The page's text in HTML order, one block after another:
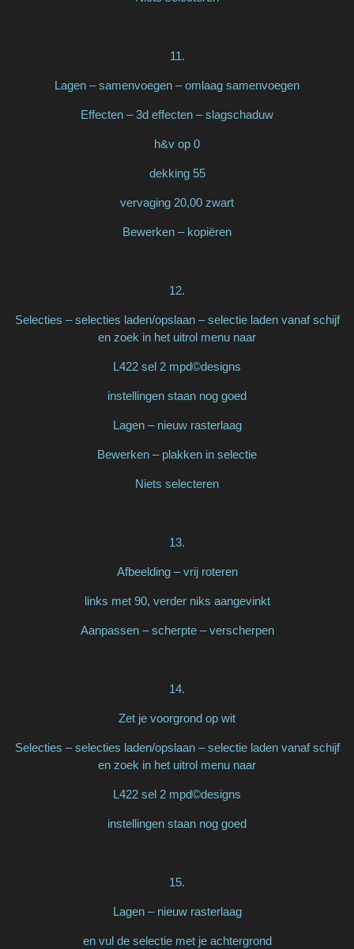
11.
Lagen – samenvoegen – omlaag samenvoegen
Effecten – 3d effecten – slagschaduw
h&v op 0
dekking 55
vervaging 20,00 zwart
Bewerken – kopiëren
12.
Selecties – selecties laden/opslaan – selectie laden vanaf schijf
en zoek in het uitrol menu naar
L422 sel 2 mpd©designs
instellingen staan nog goed
Lagen – nieuw rasterlaag
Bewerken – plakken in selectie
Niets selecteren
13.
Afbeelding – vrij roteren
links met 90, verder niks aangevinkt
Aanpassen – scherpte – verscherpen
14.
Zet je voorgrond op wit
Selecties – selecties laden/opslaan – selectie laden vanaf schijf
en zoek in het uitrol menu naar
L422 sel 2 mpd©designs
instellingen staan nog goed
15.
Lagen – nieuw rasterlaag
en vul de selectie met je achtergrond